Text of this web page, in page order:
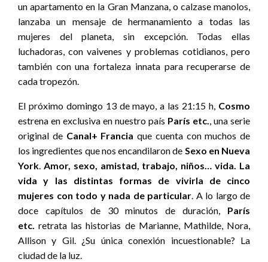
un apartamento en la Gran Manzana, o calzase manolos,
lanzaba un mensaje de hermanamiento a todas las
mujeres del planeta, sin excepción. Todas ellas
luchadoras, con vaivenes y problemas cotidianos, pero
también con una fortaleza innata para recuperarse de
cada tropezón.
El próximo domingo 13 de mayo, a las 21:15 h, Cosmo
estrena en exclusiva en nuestro país París etc., una serie
original de Canal+ Francia que cuenta con muchos de
los ingredientes que nos encandilaron de Sexo en Nueva
York. Amor, sexo, amistad, trabajo, niños… vida. La
vida y las distintas formas de vivirla de cinco
mujeres con todo y nada de particular. A lo largo de
doce capítulos de 30 minutos de duración, París
etc.retrata las historias de Marianne, Mathilde, Nora,
Allison y Gil. ¿Su única conexión incuestionable? La
ciudad de la luz.